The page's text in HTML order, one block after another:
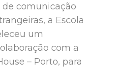
comunicação
a Escola
um
com a
– Porto, para